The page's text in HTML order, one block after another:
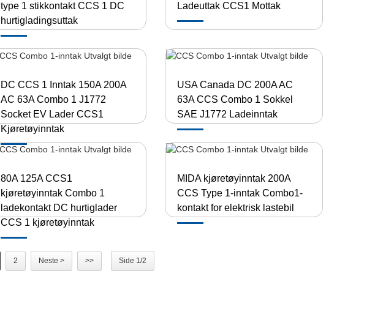
type 1 stikkontakt CCS 1 DC
hurtigladingsuttak
Ladeuttak CCS1 Mottak
DC CCS 1 Inntak 150A 200A
AC 63A Combo 1 J1772
Socket EV Lader CCS1
Kjøretøyinntak
USA Canada DC 200A AC
63A CCS Combo 1 Sokkel
SAE J1772 Ladeinntak
80A 125A CCS1
kjøretøyinntak Combo 1
ladekontakt DC hurtiglader
CCS 1 kjøretøyinntak
MIDA kjøretøyinntak 200A
CCS Type 1-inntak Combo1-
kontakt for elektrisk lastebil
2 Neste > >> Side 1/2